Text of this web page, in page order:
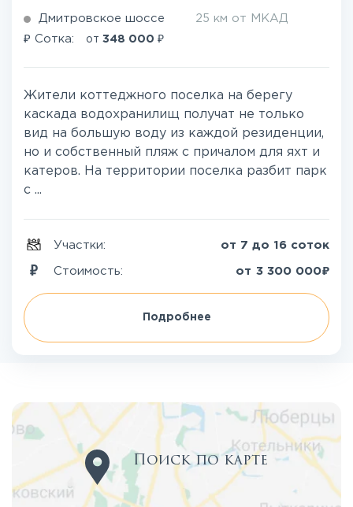
Дмитровское шоссе 25 км от МКАД
₽ Сотка: от 348 000 ₽
Жители коттеджного поселка на берегу
каскада водохранилищ получат не только
вид на большую воду из каждой резиденции,
но и собственный пляж с причалом для яхт и
катеров. На территории поселка разбит парк
с ...
Участки: от 7 до 16 соток
Стоимость: от 3 300 000₽
Подробнее
Поиск по карте